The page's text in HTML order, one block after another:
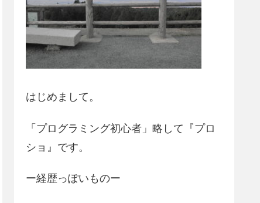
はじめまして。
「プログラミング初心者」略して『プロ
ショ』です。
ー経歴っぽいものー